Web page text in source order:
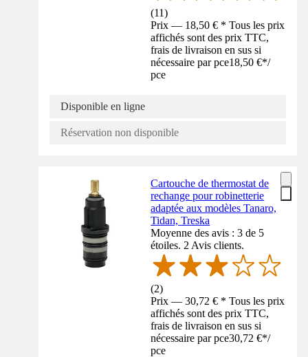
(11)
Prix — 18,50 € * Tous les prix
affichés sont des prix TTC,
frais de livraison en sus si
nécessaire par pce18,50 €*/
pce
Disponible en ligne
Réservation non disponible
Cartouche de thermostat de
rechange pour robinetterie
adaptée aux modèles Tanaro,
Tidan, Treska
Moyenne des avis : 3 de 5
étoiles. 2 Avis clients.
(2)
Prix — 30,72 € * Tous les prix
affichés sont des prix TTC,
frais de livraison en sus si
nécessaire par pce30,72 €*/
pce